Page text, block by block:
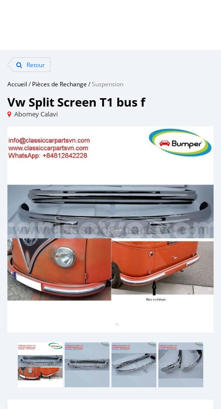
Retour
Accueil /Pièces de Rechange /Suspension
Vw Split Screen T1 bus f
Abomey Calavi